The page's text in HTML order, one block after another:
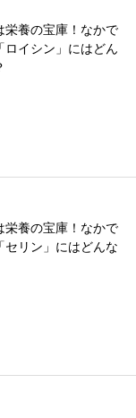
栄養の宝庫！なかで
ロイシン」にはどん
栄養の宝庫！なかで
セリン」にはどんな